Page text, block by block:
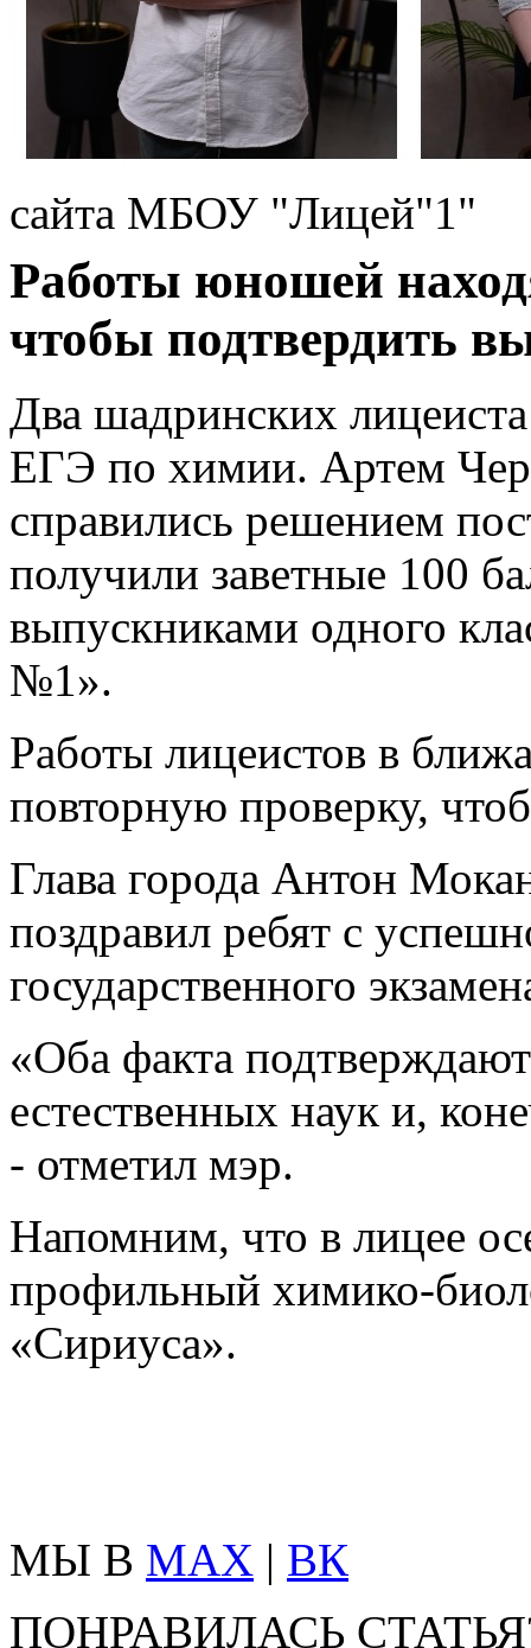
сайта МБОУ "Лицей"1"
Работы юношей
чтобы подтвердить
Два шадринских
ЕГЭ по химии. Артем
справились решением
получили заветные 100
выпускниками одного
№1».
Работы лицеистов в
повторную проверку,
Глава города Антон
поздравил ребят с
государственного
«Оба факта
естественных наук и,
- отметил мэр.
Напомним, что в лицее
профильный химико-
«Сириуса».
МЫ В MAX | ВК
ПОНРАВИЛАСЬ